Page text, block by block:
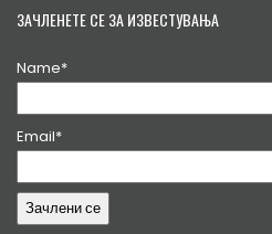
ЗАЧЛЕНЕТЕ СЕ ЗА ИЗВЕСТУВАЊА
Name*
Email*